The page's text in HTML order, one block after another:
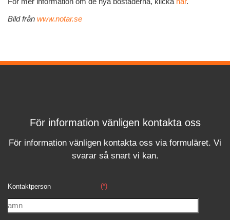
Bild från www.notar.se
För information vänligen kontakta oss
För information vänligen kontakta oss via formuläret. Vi
svararså snart vi kan.
Kontaktperson (*)